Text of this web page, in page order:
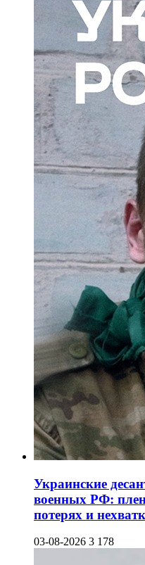
Украинские
военных РФ:
потерях и
03-08-2026 3 178